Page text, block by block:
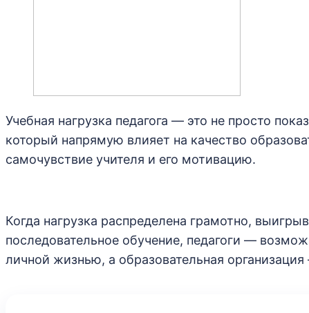
Учебная нагрузка педагога — это не просто
который напрямую влияет на качество
самочувствие учителя и его мотивацию.
Когда нагрузка распределена грамотно,
последовательное обучение, педагоги —
личной жизнью, а образовательная